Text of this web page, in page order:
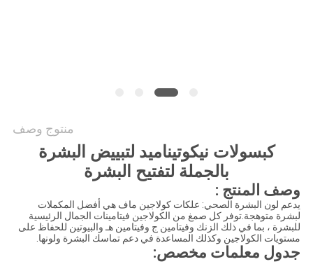
منتوج وصف
كبسولات نيكوتيناميد لتبييض البشرة
بالجملة لتفتيح البشرة
وصف المنتج :
يدعم لون البشرة الصحي: علكات كولاجين ماف هي أفضل المكملات
لبشرة متوهجة.توفر كل صمغ من الكولاجين فيتامينات الجمال الرئيسية
للبشرة ، بما في ذلك الزنك وفيتامين ج وفيتامين هـ والبيوتين للحفاظ على
مستويات الكولاجين وكذلك المساعدة في دعم تماسك البشرة ولونها.
جدول معلمات مخصص: